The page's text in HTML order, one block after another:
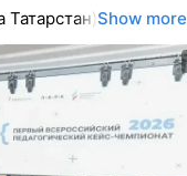
Show more